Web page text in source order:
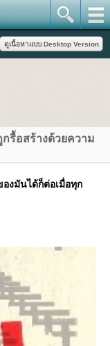
กรื้อสร้างด้วยความ
งมันได้ก็ต่อเมื่อทุก